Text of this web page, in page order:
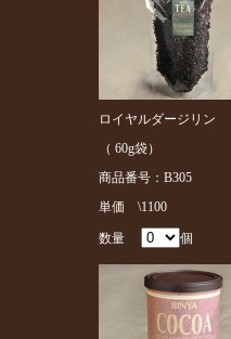
ロイヤルダージリン
（ 60g袋）
商品番号：B305
単価 \1100
数量 個